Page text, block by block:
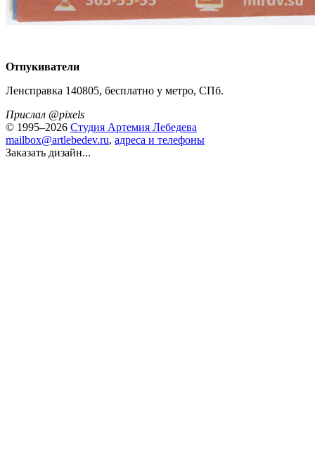
Отпукиватели
Ленсправка 140805, бесплатно у метро, СПб.
Прислал @pixels
© 1995–2026 Студия Артемия Лебедева
mailbox@artlebedev.ru, адреса и телефоны
Заказать дизайн...